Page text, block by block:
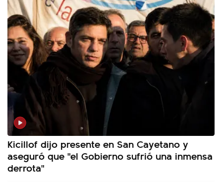
Kicillof dijo presente en San Cayetano y
aseguró que "el Gobierno sufrió una inmensa
derrota"